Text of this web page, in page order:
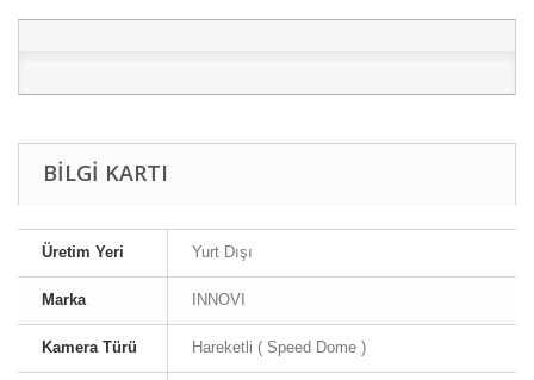
BILGI KARTI
Üretim Yeri Yurt Dışı
Marka INNOVI
Kamera Türü Hareketli ( Speed Dome )